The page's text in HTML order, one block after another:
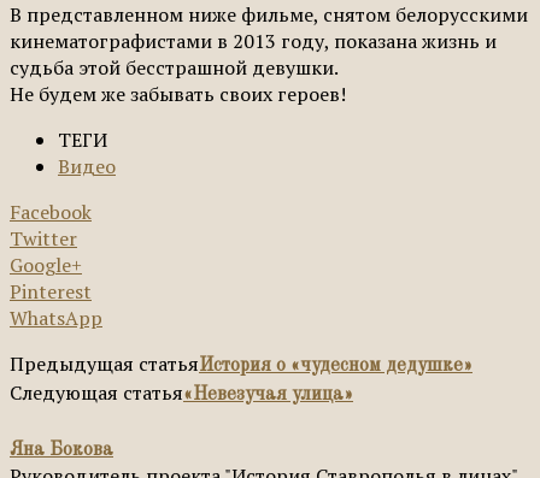
В представленном ниже фильме, снятом белорусскими
кинематографистами в 2013 году, показана жизнь и
судьба этой бесстрашной девушки.
Не будем же забывать своих героев!
ТЕГИ
Видео
Facebook
Twitter
Google+
Pinterest
WhatsApp
Предыдущая статьяИстория о «чудесном дедушке»
Следующая статья«Невезучая улица»
Яна Бокова